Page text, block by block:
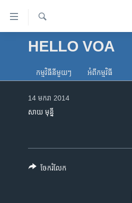
ទៅ​
គេហទំព័រ​
ទាក់ទង
និង​អាមេរិក
ហេឡូវីអូអេ
ទូរទស្សន៍ / វីដេអូ​
រក
HELLO VOA
កម្មវិធី​នីមួយៗ អំពី​កម្មវិធី​
14 មករា 2014
សាយ មុន្នី
ចែករំលែក